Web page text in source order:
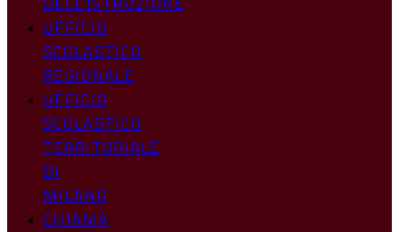
UFFICIO
SCOLASTICO
REGIONALE
UFFICIO
SCOLASTICO
TERRITORIALE
DI
MILANO
CHIAMA